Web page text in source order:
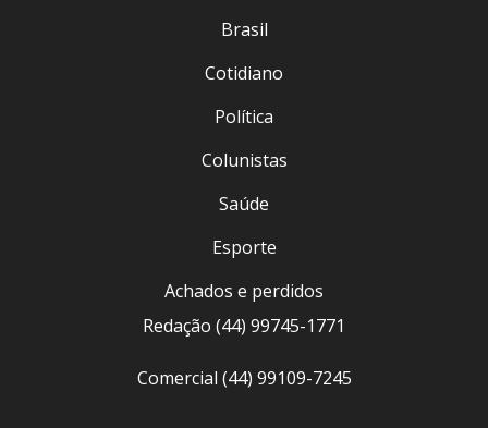
Brasil
Cotidiano
Política
Colunistas
Saúde
Esporte
Achados e perdidos
Redação (44) 99745-1771
Comercial (44) 99109-7245